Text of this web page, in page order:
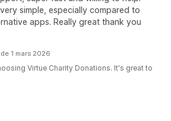
simple, especially compared to
apps. Really great thank you
1 mars 2026
Virtue Charity Donations. It's great to